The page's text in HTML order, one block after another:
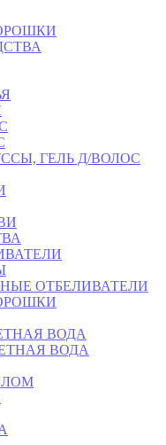
ГЕЛЬ Д/ВОЛОС
ОТБЕЛИВАТЕЛИ
ВОДА
ВОДА